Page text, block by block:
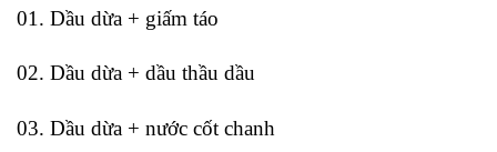
01. Dầu dừa + giấm táo
02. Dầu dừa + dầu thầu dầu
03. Dầu dừa + nước cốt chanh